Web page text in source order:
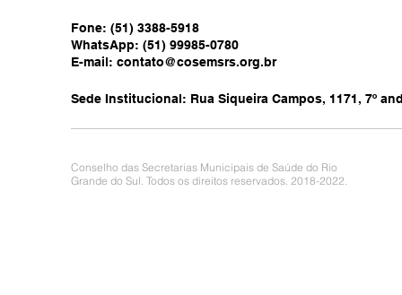
Fone: (51) 3388-5918
WhatsApp: (51) 99985-0780
E-mail: contato@cosemsrs.org.br
Sede Institucional: Rua Siqueira Campos, 1171, 7º
Conselho das Secretarias Municipais de Saúde do Rio
Grande do Sul. Todos os direitos reservados. 2018-2022.